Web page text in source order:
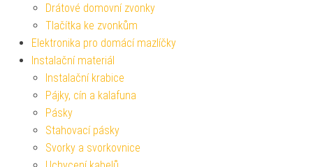
Drátové domovní zvonky
Tlačítka ke zvonkům
Elektronika pro domácí mazlíčky
Instalační materiál
Instalační krabice
Pájky, cín a kalafuna
Pásky
Stahovací pásky
Svorky a svorkovnice